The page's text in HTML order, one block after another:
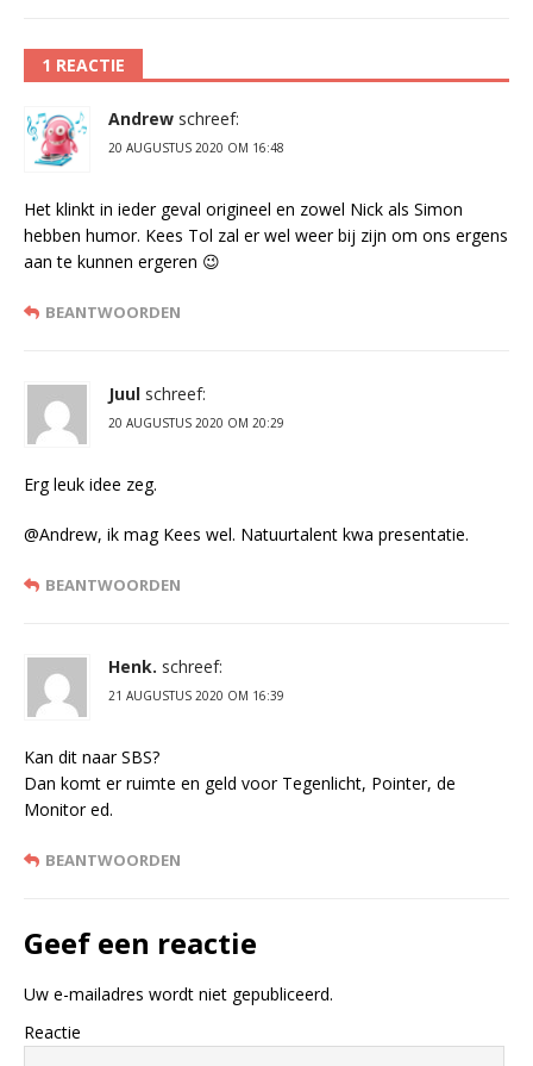
1 REACTIE
Andrew schreef:
20 AUGUSTUS 2020 OM 16:48
Het klinkt in ieder geval origineel en zowel Nick als Simon
hebben humor. Kees Tol zal er wel weer bij zijn om ons ergens
aan te kunnen ergeren 😉
BEANTWOORDEN
Juul schreef:
20 AUGUSTUS 2020 OM 20:29
Erg leuk idee zeg.
@Andrew, ik mag Kees wel. Natuurtalent kwa presentatie.
BEANTWOORDEN
Henk. schreef:
21 AUGUSTUS 2020 OM 16:39
Kan dit naar SBS?
Dan komt er ruimte en geld voor Tegenlicht, Pointer, de
Monitor ed.
BEANTWOORDEN
Geef een reactie
Uw e-mailadres wordt niet gepubliceerd.
Reactie